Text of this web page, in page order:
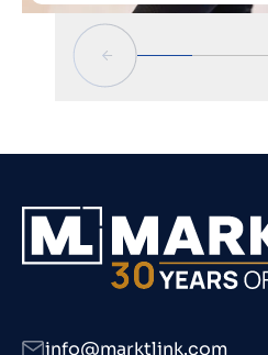
info@marktlink.com